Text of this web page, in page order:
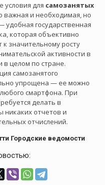
для самозанятых
важная и необходимая, но
удобная государственная
которая объективно
к значительному росту
активности в
в целом по стране.
самозанятого
упрощена — ее можно
смартфона. При
делать в
никаких отчетов и
отчислений.
Городские ведомости